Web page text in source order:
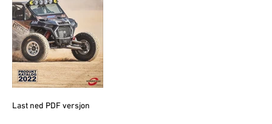
Last ned PDF versjon